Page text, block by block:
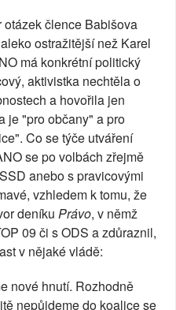
člence Babišova
ostražitější než Karel
má konkrétní politický
aktivistka nechtěla o
a hovořila jen
je "pro občany" a pro
Co se týče utváření
se po volbách zřejmě
anebo s pravicovými
vzhledem k tomu, že
deníku Právo, v němž
09 či s ODS a zdůraznil,
v nějaké vládě:
nové hnutí. Rozhodně
nepůjdeme do koalice se